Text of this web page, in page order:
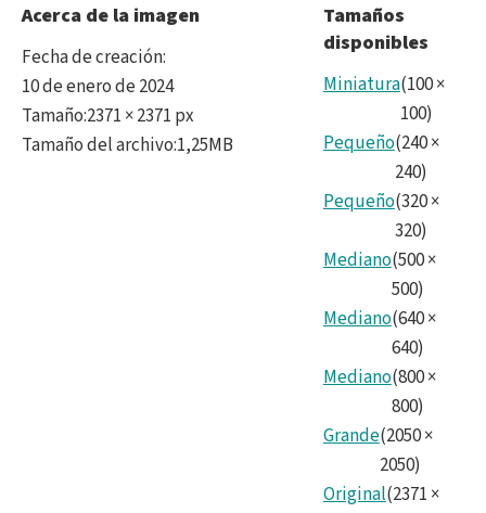
Acerca de la imagen
Fecha de creación:
10 de enero de 2024
Tamaño:2371 × 2371 px
Tamaño del archivo:1,25MB
Tamaños
disponibles
Miniatura(100×
100)
Pequeño(240×
240)
Pequeño(320×
320)
Mediano(500×
500)
Mediano(640×
640)
Mediano(800×
800)
Grande(2050×
2050)
Original(2371 ×